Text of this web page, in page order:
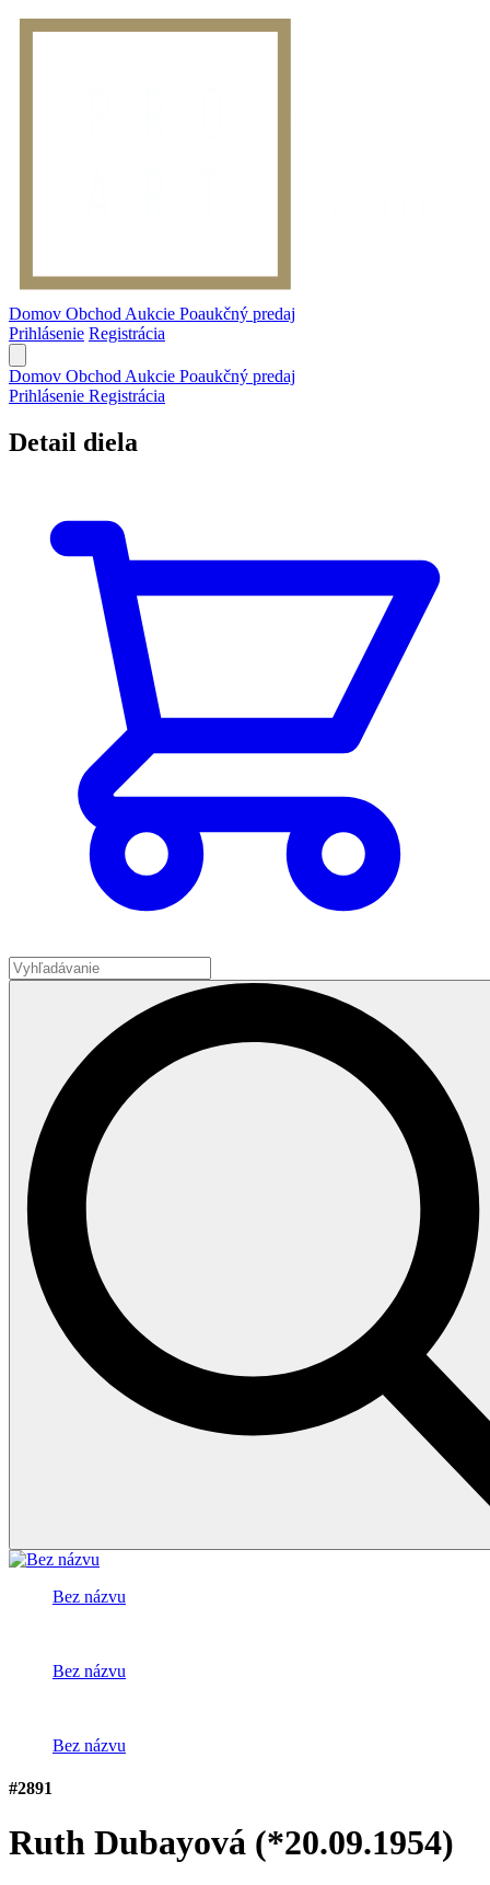
Domov Obchod Aukcie Poaukčný predaj
Prihlásenie Registrácia
Domov Obchod Aukcie Poaukčný predaj
Prihlásenie Registrácia
Detail diela
Bez názvu
Bez názvu
Bez názvu
#2891
Ruth Dubayová (*20.09.1954)